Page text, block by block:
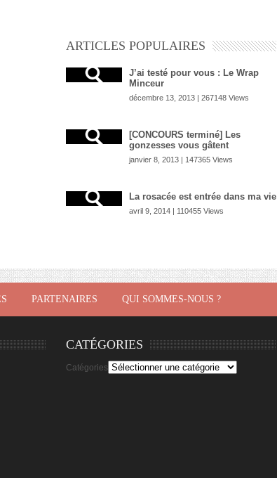
ARTICLES POPULAIRES
J’ai testé pour vous : Le Wrap
Minceur
décembre 13, 2013 | 267148 Views
[CONCOURS terminé] Les
gonzesses vous gâtent
janvier 8, 2013 | 147365 Views
La rosacée est entrée dans ma vie
avril 9, 2014 | 110455 Views
PARTENAIRES QUI SOMMES-NOUS ?
CATÉGORIES
Catégories